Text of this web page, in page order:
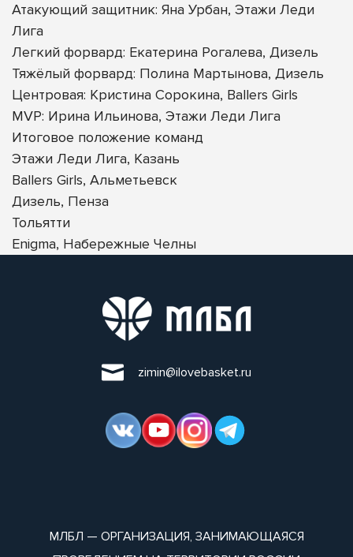
Атакующий защитник: Яна Урбан, Этажи Леди
Лига
Легкий форвард: Екатерина Рогалева, Дизель
Тяжёлый форвард: Полина Мартынова, Дизель
Центровая: Кристина Сорокина, Ballers Girls
MVP: Ирина Ильинова, Этажи Леди Лига
Итоговое положение команд
Этажи Леди Лига, Казань
Ballers Girls, Альметьевск
Дизель, Пенза
Тольятти
Enigma, Набережные Челны
zimin@ilovebasket.ru
МЛБЛ — ОРГАНИЗАЦИЯ, ЗАНИМАЮЩАЯСЯ